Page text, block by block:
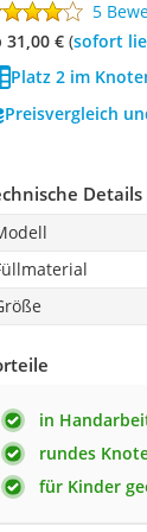
5
31,00 €( Sofort
Platz 2 im
Preisvergleich
Details
in
rundes
für Kinder